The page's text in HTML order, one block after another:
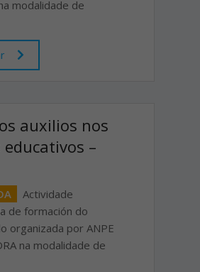
modalidade de
auxilios nos
–
Actividade
de formación do
organizada por ANPE
na modalidade de